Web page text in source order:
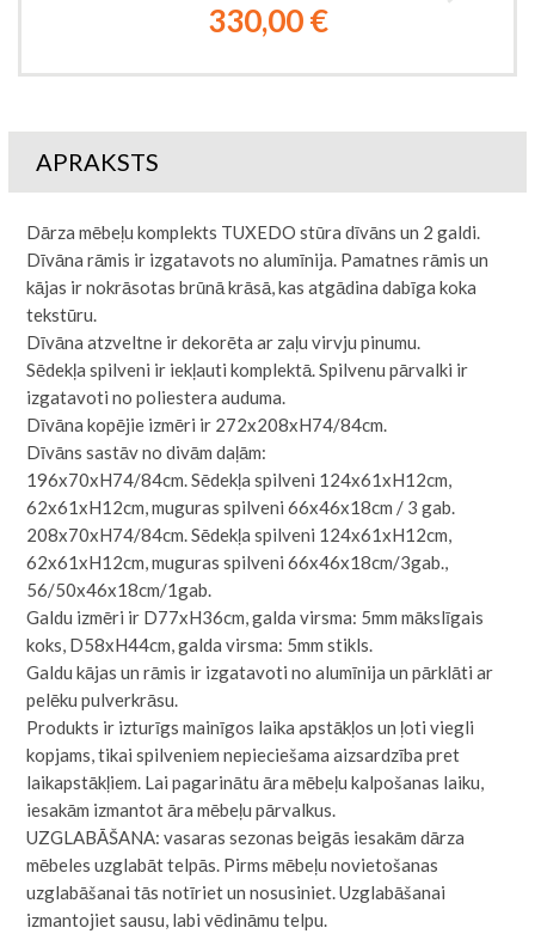
330,00 €
APRAKSTS
Dārza mēbeļu komplekts TUXEDO stūra dīvāns un 2 galdi.
Dīvāna rāmis ir izgatavots no alumīnija. Pamatnes rāmis un
kājas ir nokrāsotas brūnā krāsā, kas atgādina dabīga koka
tekstūru.
Dīvāna atzveltne ir dekorēta ar zaļu virvju pinumu.
Sēdekļa spilveni ir iekļauti komplektā. Spilvenu pārvalki ir
izgatavoti no poliestera auduma.
Dīvāna kopējie izmēri ir 272x208xH74/84cm.
Dīvāns sastāv no divām daļām:
196x70xH74/84cm. Sēdekļa spilveni 124x61xH12cm,
62x61xH12cm, muguras spilveni 66x46x18cm / 3 gab.
208x70xH74/84cm. Sēdekļa spilveni 124x61xH12cm,
62x61xH12cm, muguras spilveni 66x46x18cm/3gab.,
56/50x46x18cm/1gab.
Galdu izmēri ir D77xH36cm, galda virsma: 5mm mākslīgais
koks, D58xH44cm, galda virsma: 5mm stikls.
Galdu kājas un rāmis ir izgatavoti no alumīnija un pārklāti ar
pelēku pulverkrāsu.
Produkts ir izturīgs mainīgos laika apstākļos un ļoti viegli
kopjams, tikai spilveniem nepieciešama aizsardzība pret
laikapstākļiem. Lai pagarinātu āra mēbeļu kalpošanas laiku,
iesakām izmantot āra mēbeļu pārvalkus.
UZGLABĀŠANA: vasaras sezonas beigās iesakām dārza
mēbeles uzglabāt telpās. Pirms mēbeļu novietošanas
uzglabāšanai tās notīriet un nosusiniet. Uzglabāšanai
izmantojiet sausu, labi vēdināmu telpu.